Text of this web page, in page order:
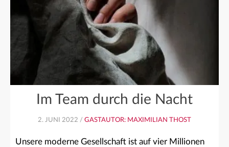
Im Team durch die Nacht
2. JUNI 2022 / GASTAUTOR: MAXIMILIAN THOST
Unsere moderne Gesellschaft ist auf vier Millionen